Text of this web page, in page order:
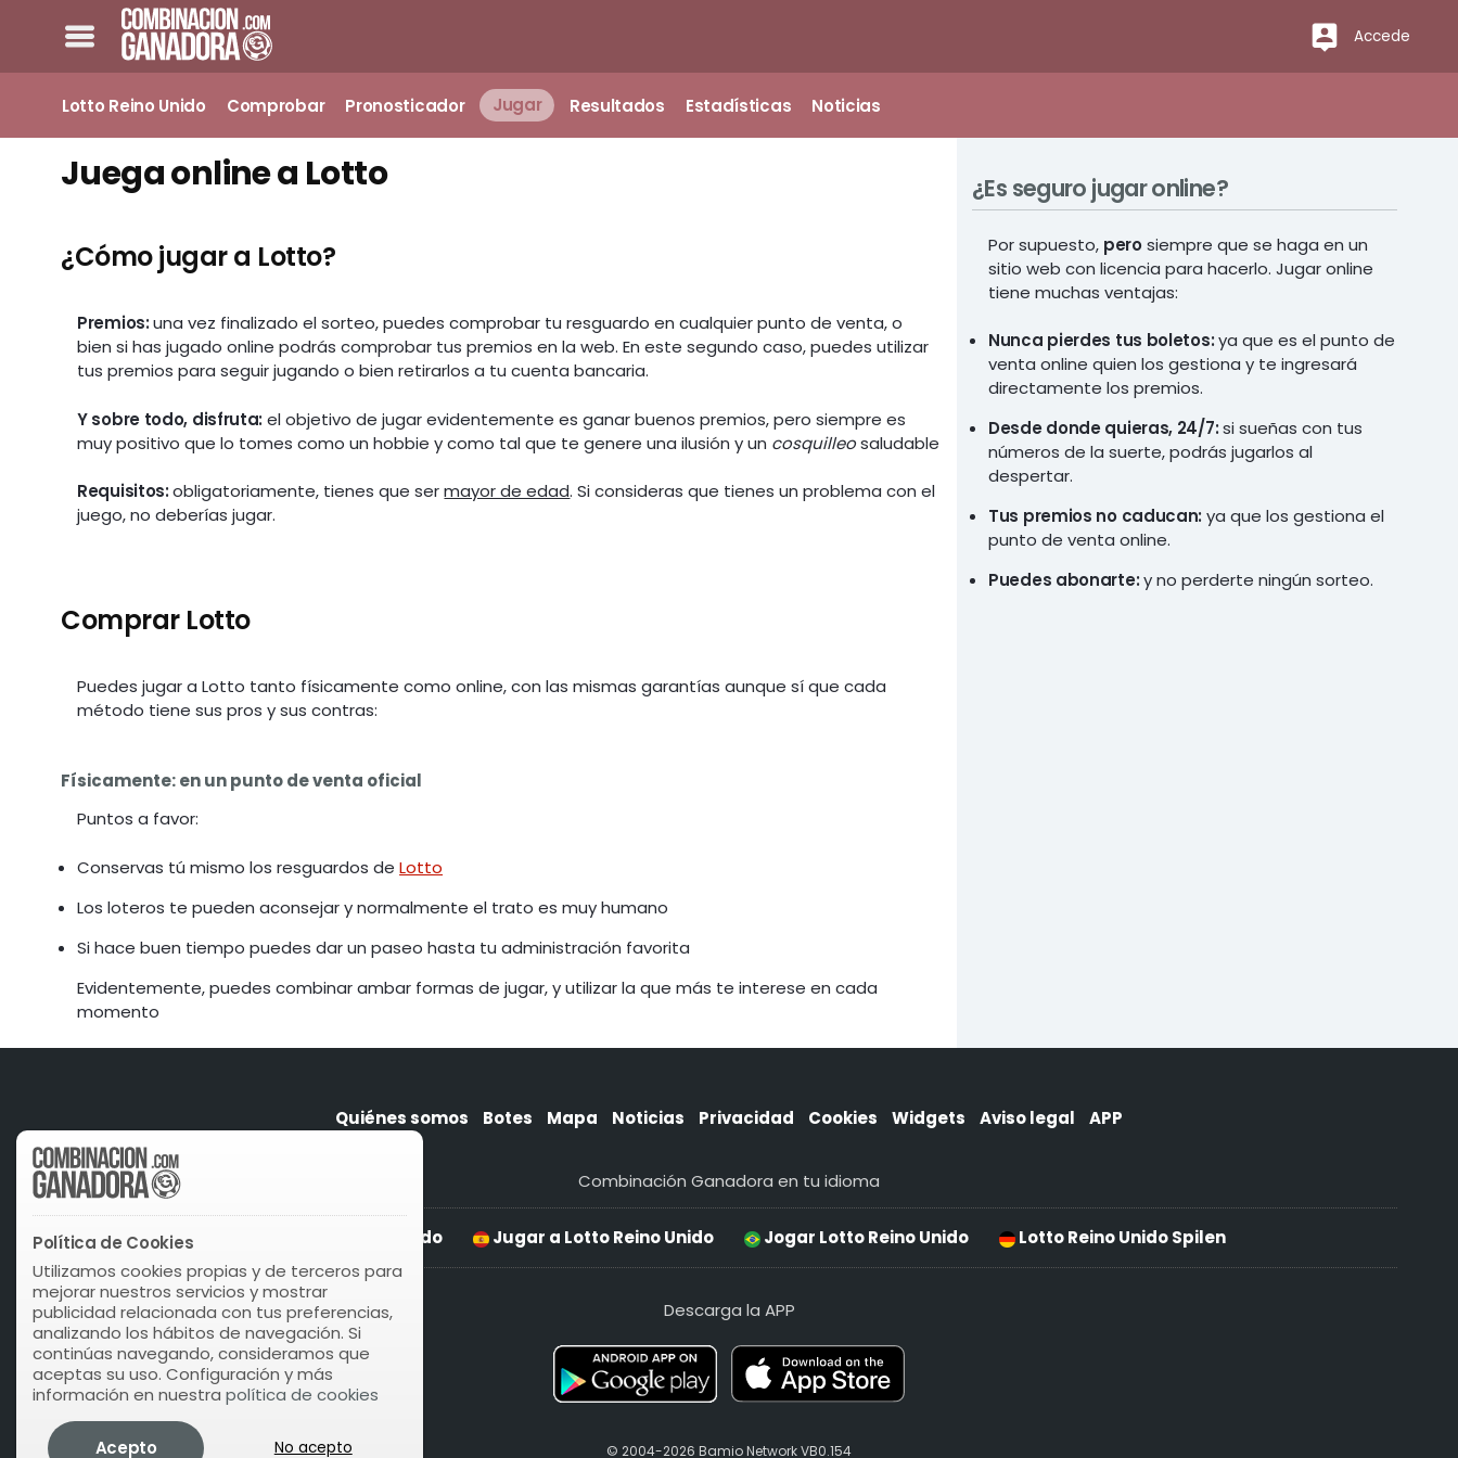
Accede
Lotto Reino Unido Comprobar Pronosticador Jugar Resultados Estadísticas Noticias
Juega online a Lotto
¿Cómo jugar a Lotto?
Premios:una vez finalizado el sorteo, puedes comprobar tu resguardo en cualquier punto de venta, o
bien si has jugado online podrás comprobar tus premios en la web. En este segundo caso, puedes utilizar
tus premios para seguir jugando o bien retirarlos a tu cuenta bancaria.
Y sobre todo, disfruta: el objetivo de jugar evidentemente es ganar buenos premios, pero siempre es
muy positivo que lo tomes como un hobbie y como tal que te genere una ilusión y un cosquilleosaludable
Requisitos:obligatoriamente, tienes que sermayor de edad. Si consideras que tienes un problema con el
juego, no deberías jugar.
Comprar Lotto
Puedes jugar a Lotto tanto físicamente como online, con las mismas garantías aunque sí que cada
método tiene sus pros y sus contras:
Físicamente: en un punto de venta oficial
Puntos a favor:
Conservas tú mismo los resguardos deLotto
Los loteros te pueden aconsejar y normalmente el trato es muy humano
Si hace buen tiempo puedes dar un paseo hasta tu administración favorita
Evidentemente, puedes combinar ambar formas de jugar, y utilizar la que más te interese en cada
momento
¿Es seguro jugar online?
Por supuesto, perosiempre que se haga en un
sitio web con licencia para hacerlo. Jugar online
tiene muchas ventajas:
Nunca pierdes tus boletos:ya que es el punto de
venta online quien los gestiona y te ingresará
directamente los premios.
Desde donde quieras, 24/7:si sueñas con tus
números de la suerte, podrás jugarlos al
despertar.
Tus premios no caducan: ya que los gestiona el
punto de venta online.
Puedes abonarte:y no perderte ningún sorteo.
Quiénes somos Botes Mapa Noticias Privacidad Cookies Widgets Aviso legal APP
Combinación Ganadora en tu idioma
Play Lotto Reino Unido Jugar a Lotto Reino Unido Jogar Lotto Reino Unido Lotto Reino Unido Spilen
Descarga la APP
© 2004-2026 Bamio Network VB0.154
Política de Cookies
Utilizamos cookies propias y de terceros para
mejorar nuestros servicios y mostrar
publicidad relacionada con tus preferencias,
analizando los hábitos de navegación. Si
continúas navegando, consideramos que
aceptas su uso. Configuración y más
información en nuestra política de cookies
Acepto No acepto